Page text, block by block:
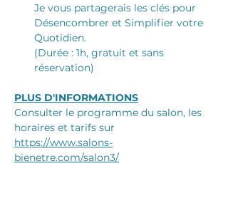
Je vous partagerais les clés pour
Désencombrer et Simplifier votre
Quotidien.
(Durée : 1h, gratuit et sans
réservation)
PLUS D'INFORMATIONS
Consulter le programme du salon, les
horaires et tarifs sur
https://www.salons-
bienetre.com/salon3/